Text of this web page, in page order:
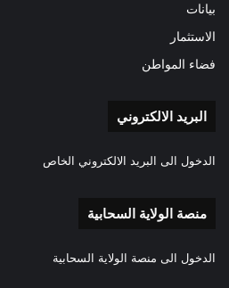
بيانات
الاستثمار
فضاء المواطن
البريد الالكتروني
الدخول الى البريد الالكتروني الخاص
منصة الولاية السحابية
الدخول الى منصة الولاية السحابية